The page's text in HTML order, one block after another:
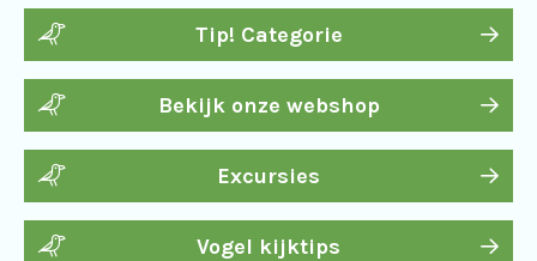
Tip! Categorie
Bekijk onze webshop
Excursies
Vogel kijktips